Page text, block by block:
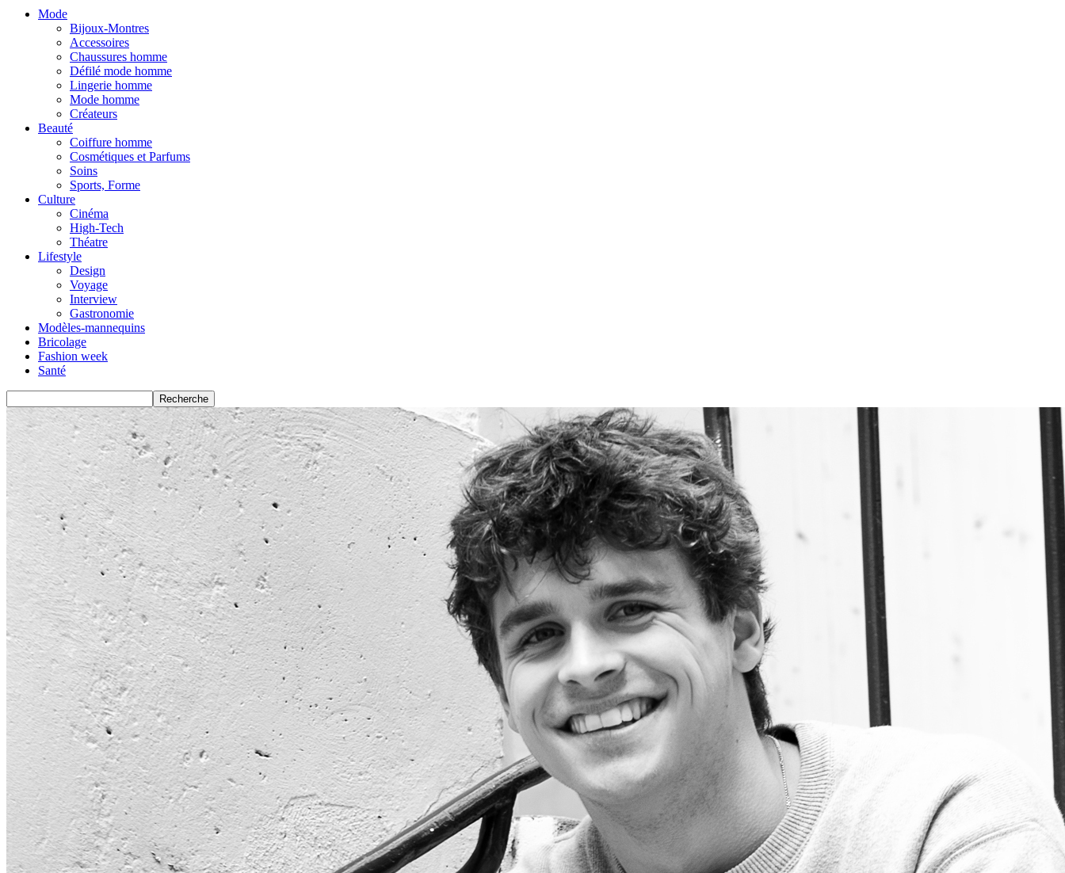
Mode
Bijoux-Montres
Accessoires
Chaussures homme
Défilé mode homme
Lingerie homme
Mode homme
Créateurs
Beauté
Coiffure homme
Cosmétiques et Parfums
Soins
Sports, Forme
Culture
Cinéma
High-Tech
Théatre
Lifestyle
Design
Voyage
Interview
Gastronomie
Modèles-mannequins
Bricolage
Fashion week
Santé